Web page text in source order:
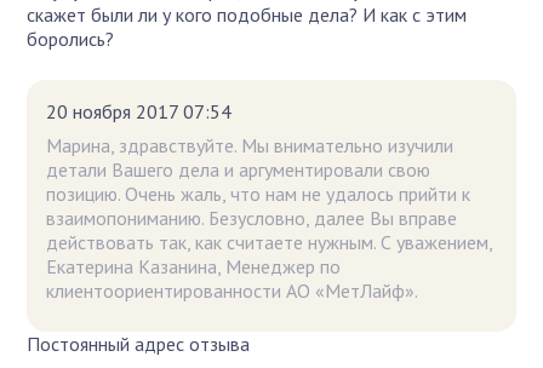
скажет были ли у кого подобные дела? И как с этим
боролись?
20 ноября 2017 07:54
Марина, здравствуйте. Мы внимательно изучили
детали Вашего дела и аргументировали свою
позицию. Очень жаль, что нам не удалось прийти к
взаимопониманию. Безусловно, далее Вы вправе
действовать так, как считаете нужным. С уважением,
Екатерина Казанина, Менеджер по
клиентоориентированности АО «МетЛайф».
Постоянный адрес отзыва